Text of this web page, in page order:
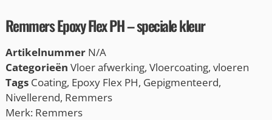
Remmers Epoxy Flex PH – speciale kleur
Artikelnummer N/A
Categorieën Vloer afwerking, Vloercoating, vloeren
Tags Coating, Epoxy Flex PH, Gepigmenteerd,
Nivellerend, Remmers
Merk: Remmers